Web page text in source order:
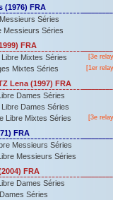
(1976) FRA
Séries
Messieurs Séries
FRA
Mixtes Séries [3e
Mixtes Séries [1er
Lena (1997) FRA
Dames Séries
Dames Séries
Libre Mixtes Séries [3e
FRA
Messieurs Séries
Messieurs Séries
FRA
Dames Séries
Séries